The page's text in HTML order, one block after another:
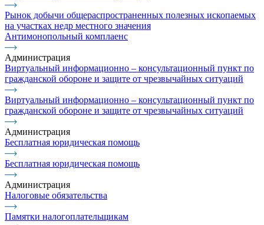
Рынок добычи общераспространенных полезных ископаемых
на участках недр местного значения
Антимонопольный комплаенс
Администрация
Виртуальный информационно – консультационный пункт по
гражданской обороне и защите от чрезвычайных ситуаций
Виртуальный информационно – консультационный пункт по
гражданской обороне и защите от чрезвычайных ситуаций
Администрация
Бесплатная юридическая помощь
Бесплатная юридическая помощь
Администрация
Налоговые обязательства
Памятки налогоплательщикам